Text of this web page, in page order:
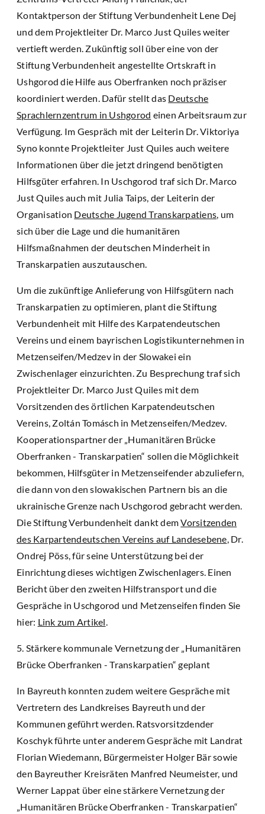
Kontaktperson der Stiftung Verbundenheit Lene Dej
und dem Projektleiter Dr. Marco Just Quiles weiter
vertieft werden. Zukünftig soll über eine von der
Stiftung Verbundenheit angestellte Ortskraft in
Ushgorod die Hilfe aus Oberfranken noch präziser
koordiniert werden. Dafür stellt das Deutsche
Sprachlernzentrum in Ushgorod einen Arbeitsraum zur
Verfügung. Im Gespräch mit der Leiterin Dr. Viktoriya
Syno konnte Projektleiter Just Quiles auch weitere
Informationen über die jetzt dringend benötigten
Hilfsgüter erfahren. In Uschgorod traf sich Dr. Marco
Just Quiles auch mit Julia Taips, der Leiterin der
Organisation Deutsche Jugend Transkarpatiens , um
sich über die Lage und die humanitären
Hilfsmaßnahmen der deutschen Minderheit in
Transkarpatien auszutauschen.
Um die zukünftige Anlieferung von Hilfsgütern nach
Transkarpatien zu optimieren, plant die Stiftung
Verbundenheit mit Hilfe des Karpatendeutschen
Vereins und einem bayrischen Logistikunternehmen in
Metzenseifen/Medzev in der Slowakei ein
Zwischenlager einzurichten. Zu Besprechung traf sich
Projektleiter Dr. Marco Just Quiles mit dem
Vorsitzenden des örtlichen Karpatendeutschen
Vereins, Zoltán Tomásch in Metzenseifen/Medzev.
Kooperationspartner der „Humanitären Brücke
Oberfranken - Transkarpatien“ sollen die Möglichkeit
bekommen, Hilfsgüter in Metzenseifender abzuliefern,
die dann von den slowakischen Partnern bis an die
ukrainische Grenze nach Uschgorod gebracht werden.
Die Stiftung Verbundenheit dankt demVorsitzenden
des Karpartendeutschen Vereins auf Landesebene , Dr.
Ondrej Pöss, für seine Unterstützung bei der
Einrichtung dieses wichtigen Zwischenlagers. Einen
Bericht über den zweiten Hilfstransport und die
Gespräche in Uschgorod und Metzenseifen finden Sie
hier: Link zum Artikel
5. Stärkere kommunale Vernetzung der „Humanitären
Brücke Oberfranken - Transkarpatien“ geplant
In Bayreuth konnten zudem weitere Gespräche mit
Vertretern des Landkreises Bayreuth und der
Kommunen geführt werden. Ratsvorsitzdender
Koschyk führte unter anderem Gespräche mit Landrat
Florian Wiedemann, Bürgermeister Holger Bär sowie
den Bayreuther Kreisräten Manfred Neumeister, und
Werner Lappat über eine stärkere Vernetzung der
„Humanitären Brücke Oberfranken - Transkarpatien“